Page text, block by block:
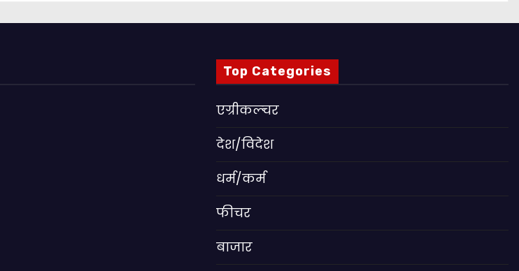
Top Categories
एग्रीकल्चर
देश/विदेश
धर्म/कर्म
फीचर
बाजार